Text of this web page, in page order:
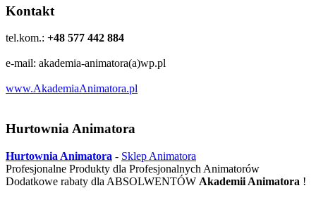
Kontakt
tel.kom.: +48 577 442 884
e-mail: akademia-animatora(a)wp.pl
www.AkademiaAnimatora.pl
Hurtownia Animatora
Hurtownia Animatora - Sklep Animatora
Profesjonalne Produkty dla Profesjonalnych Animatorów
Dodatkowe rabaty dla ABSOLWENTÓW Akademii Animatora !